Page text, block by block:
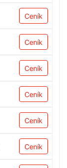
Ceník
Ceník
Ceník
Ceník
Ceník
Ceník